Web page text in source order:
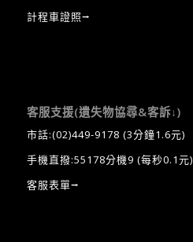
計程車證照⭢
客服支援(遺失物協尋&客訴↓)
市話:(02)449-9178 (3分鐘1.6元)
手機直撥:55178分機9 (每秒0.1元)
客服表單⭢